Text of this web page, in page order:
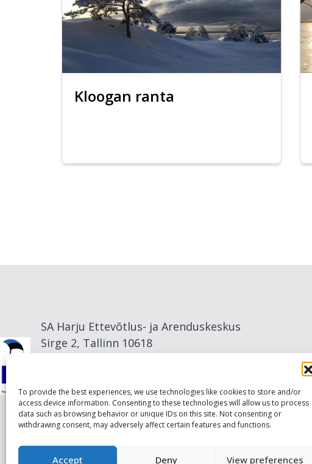
To provide the best experiences, we use technologies like cookies to store and/or
access device information. Consenting to these technologies will allow us to process
data such as browsing behavior or unique IDs on this site. Not consenting or
withdrawing consent, may adversely affect certain features and functions.
Accept Deny View preferences
Kloogan ranta
SA Harju Ettevõtlus- ja Arenduskeskus
Sirge 2, Tallinn 10618